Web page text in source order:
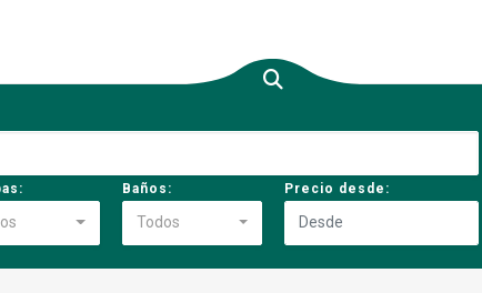
Baños:
Todos
Precio desde: